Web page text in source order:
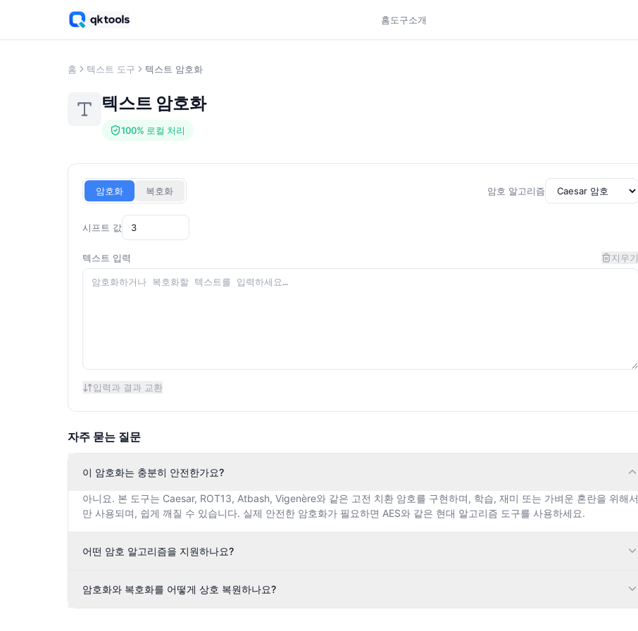
홈도구소개
홈 텍스트 도구 텍스트 암호화
텍스트 암호화
100% 로컬 처리
암호화 복호화 암호 알고리즘
시프트 값
텍스트 입력 지우기
입력과 결과 교환
자주 묻는 질문
이 암호화는 충분히 안전한가요?
아니요. 본 도구는 Caesar, ROT13, Atbash, Vigenère와 같은 고전 치환 암호를 구현하며, 학습, 재미 또는 가벼운 혼란을 위해서
만 사용되며, 쉽게 깨질 수 있습니다. 실제 안전한 암호화가 필요하면 AES와 같은 현대 알고리즘 도구를 사용하세요.
어떤 암호 알고리즘을 지원하나요?
암호화와 복호화를 어떻게 상호 복원하나요?